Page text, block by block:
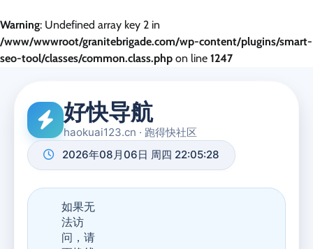
Warning: Undefined array key 2 in
/www/wwwroot/granitebrigade.com/wp-content/plugins/smart-
seo-tool/classes/common.class.php on line 1247